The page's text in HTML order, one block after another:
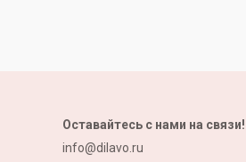
Оставайтесь с нами на связи!
info@dilavo.ru